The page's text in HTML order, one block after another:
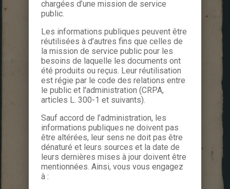
chargées d’une mission de service
public.
Les informations publiques peuvent être
réutilisées à d’autres fins que celles de
la mission de service public pour les
besoins de laquelle les documents ont
été produits ou reçus. Leur réutilisation
est régie par le code des relations entre
le public et l'administration (CRPA,
articles L. 300-1 et suivants).
Sauf accord de l’administration, les
informations publiques ne doivent pas
être altérées, leur sens ne doit pas être
dénaturé et leurs sources et la date de
leurs dernières mises à jour doivent être
mentionnées. Ainsi, vous vous engagez
à :